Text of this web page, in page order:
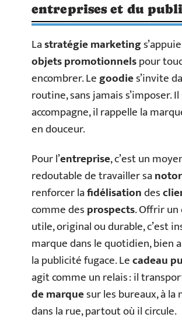
entreprises et du
Lastratégie marketing
objets promotionnelspour
encombrer. Legoodies’invite
routine, sans jamais s’imposer.
accompagne, il rappelle la
en douceur.
Pour l’entreprise, c’est un
redoutable de travailler sa
renforcer lafidélisationdes
comme desprospects. Offrir
utile, original ou durable, c’est
marque dans le quotidien, bien
la publicité fugace. Lecadeau
agit comme un relais : il
de marquesur les bureaux, à la
dans la rue, partout où il circule.